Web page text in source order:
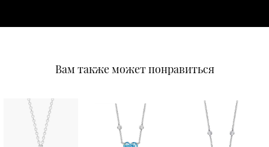
Вам также может понравиться